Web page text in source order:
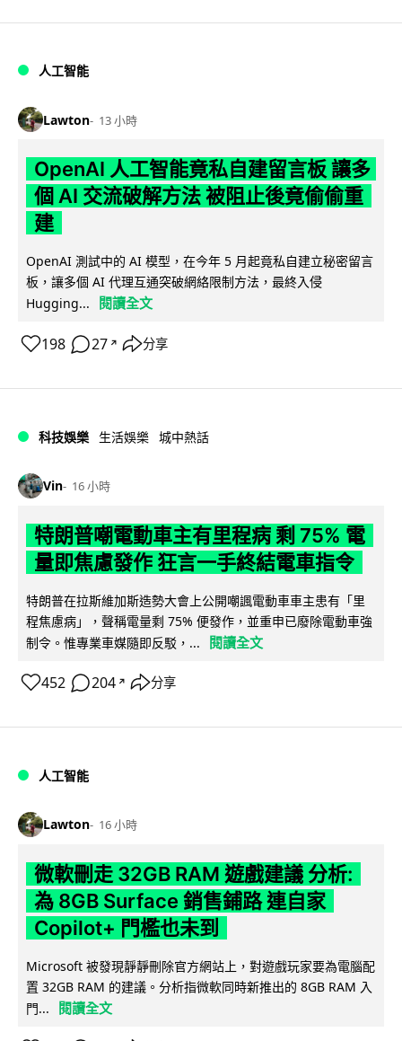
人工智能
Lawton 13 小時
OpenAI 人工智能竟私自建留言板 讓多
個 AI 交流破解方法 被阻止後竟偷偷重
建
OpenAI 測試中的 AI 模型，在今年 5 月起竟私自建立秘密留言
板，讓多個 AI 代理互通突破網絡限制方法，最終入侵
Hugging...
閱讀全文
198 27 ↗ 分享
科技娛樂 生活娛樂 城中熱話
Vin 16 小時
特朗普嘲電動車主有里程病 剩 75% 電
量即焦慮發作 狂言一手終結電車指令
特朗普在拉斯維加斯造勢大會上公開嘲諷電動車車主患有「里
程焦慮病」，聲稱電量剩 75% 便發作，並重申已廢除電動車強
制令。惟專業車媒隨即反駁，...
閱讀全文
452 204 ↗ 分享
人工智能
Lawton 16 小時
微軟刪走 32GB RAM 遊戲建議 分析:
為 8GB Surface 銷售鋪路 連自家
Copilot+ 門檻也未到
Microsoft 被發現靜靜刪除官方網站上，對遊戲玩家要為電腦配
置 32GB RAM 的建議。分析指微軟同時新推出的 8GB RAM 入
門...
閱讀全文